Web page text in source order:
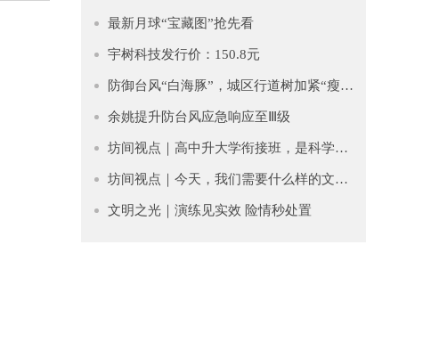
最新月球“宝藏图”抢先看
宇树科技发行价：150.8元
防御台风“白海豚”，城区行道树加紧“瘦身”排险
余姚提升防台风应急响应至Ⅲ级
坊间视点｜高中升大学衔接班，是科学过渡还是贩卖焦虑？
坊间视点｜今天，我们需要什么样的文学？
文明之光｜​演练见实效 险情秒处置